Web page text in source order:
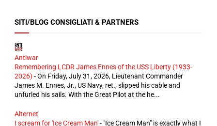
SITI/BLOG CONSIGLIATI & PARTNERS
Antiwar
Remembering LCDR James Ennes of the USS Liberty (1933-
2026) -On Friday, July 31, 2026, Lieutenant Commander
James M. Ennes, Jr., US Navy, ret., slipped his cable and
unfurled his sails. With the Great Pilot at the he...
Alternet
I scream for 'Ice Cream Man'- "Ice Cream Man" is exactly what I